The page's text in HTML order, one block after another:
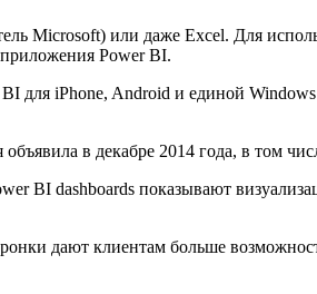
Microsoft) или даже Excel. Для
Power BI.
для iPhone, Android и единой
в декабре 2014 года, в том
BI dashboards показывают
дают клиентам больше